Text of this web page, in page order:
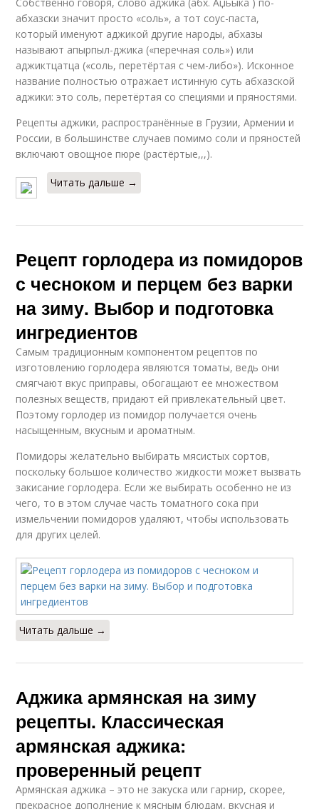
Собственно говоря, слово аджика (абх. Аџьыка ) по-
абхазски значит просто «соль», а тот соус-паста,
который именуют аджикой другие народы, абхазы
называют апырпыл-джика («перечная соль») или
аджиктцатца («соль, перетёртая с чем-либо»). Исконное
название полностью отражает истинную суть абхазской
аджики: это соль, перетёртая со специями и пряностями.
Рецепты аджики, распространённые в Грузии, Армении и
России, в большинстве случаев помимо соли и пряностей
включают овощное пюре (растёртые,,,).
Читать дальше →
Рецепт горлодера из помидоров
с чесноком и перцем без варки
на зиму. Выбор и подготовка
ингредиентов
Самым традиционным компонентом рецептов по
изготовлению горлодера являются томаты, ведь они
смягчают вкус приправы, обогащают ее множеством
полезных веществ, придают ей привлекательный цвет.
Поэтому горлодер из помидор получается очень
насыщенным, вкусным и ароматным.
Помидоры желательно выбирать мясистых сортов,
поскольку большое количество жидкости может вызвать
закисание горлодера. Если же выбирать особенно не из
чего, то в этом случае часть томатного сока при
измельчении помидоров удаляют, чтобы использовать
для других целей.
Читать дальше →
Аджика армянская на зиму
рецепты. Классическая
армянская аджика:
проверенный рецепт
Армянская аджика – это не закуска или гарнир, скорее,
прекрасное дополнение к мясным блюдам, вкусная и